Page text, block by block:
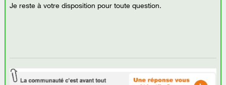
Je reste à votre disposition pour toute question.